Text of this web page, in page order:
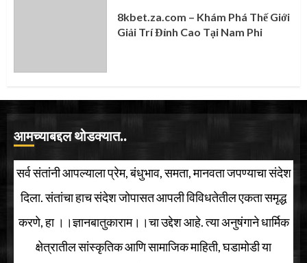
8kbet.za.com – Khám Phá Thế Giới
Giải Trí Đỉnh Cao Tại Nam Phi
आमच्याबद्दल थोडक्यात..
सर्व संतांनी आपल्याला प्रेम, बंधुभाव, समता, मानवता जपण्याचा संदेश
दिला. संतांचा हाच संदेश जोपासत आपली विविधतेतील एकता समृद्ध
करणे, हा ।।ज्ञानबातुकाराम।।चा उद्देश आहे. त्या अनुषंगाने धार्मिक
क्षेत्रातील सांस्कृतिक आणि सामाजिक माहिती, घडामोडी या